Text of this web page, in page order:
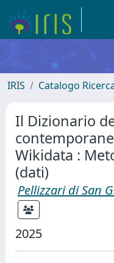
IRIS Catalogo
Il Dizionario
Wikidata :
(dati)
Pellizzari di San
2025